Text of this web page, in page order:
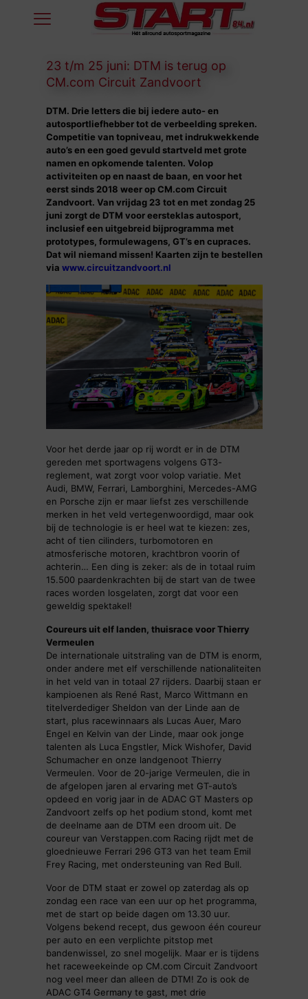
23 t/m 25 juni: DTM is terug op
CM.com Circuit Zandvoort
DTM. Drie letters die bij iedere auto- en
autosportliefhebber tot de verbeelding spreken.
Competitie van topniveau, met indrukwekkende
auto’s en een goed gevuld startveld met grote
namen en opkomende talenten. Volop
activiteiten op en naast de baan, en voor het
eerst sinds 2018 weer op CM.com Circuit
Zandvoort. Van vrijdag 23 tot en met zondag 25
juni zorgt de DTM voor eersteklas autosport,
inclusief een uitgebreid bijprogramma met
prototypes, formulewagens, GT’s en cupraces.
Dat wil niemand missen! Kaarten zijn te bestellen
via www.circuitzandvoort.nl
Voor het derde jaar op rij wordt er in de DTM
gereden met sportwagens volgens GT3-
reglement, wat zorgt voor volop variatie. Met
Audi, BMW, Ferrari, Lamborghini, Mercedes-AMG
en Porsche zijn er maar liefst zes verschillende
merken in het veld vertegenwoordigd, maar ook
bij de technologie is er heel wat te kiezen: zes,
acht of tien cilinders, turbomotoren en
atmosferische motoren, krachtbron voorin of
achterin… Een ding is zeker: als de in totaal ruim
15.500 paardenkrachten bij de start van de twee
races worden losgelaten, zorgt dat voor een
geweldig spektakel!
Coureurs uit elf landen, thuisrace voor Thierry
Vermeulen
De internationale uitstraling van de DTM is enorm,
onder andere met elf verschillende nationaliteiten
in het veld van in totaal 27 rijders. Daarbij staan er
kampioenen als René Rast, Marco Wittmann en
titelverdediger Sheldon van der Linde aan de
start, plus racewinnaars als Lucas Auer, Maro
Engel en Kelvin van der Linde, maar ook jonge
talenten als Luca Engstler, Mick Wishofer, David
Schumacher en onze landgenoot Thierry
Vermeulen. Voor de 20-jarige Vermeulen, die in
de afgelopen jaren al ervaring met GT-auto’s
opdeed en vorig jaar in de ADAC GT Masters op
Zandvoort zelfs op het podium stond, komt met
de deelname aan de DTM een droom uit. De
coureur van Verstappen.com Racing rijdt met de
gloednieuwe Ferrari 296 GT3 van het team Emil
Frey Racing, met ondersteuning van Red Bull.
Voor de DTM staat er zowel op zaterdag als op
zondag een race van een uur op het programma,
met de start op beide dagen om 13.30 uur.
Volgens bekend recept, dus gewoon één coureur
per auto en een verplichte pitstop met
bandenwissel, zo snel mogelijk. Maar er is tijdens
het raceweekeinde op CM.com Circuit Zandvoort
nog veel meer dan alleen de DTM! Zo is ook de
ADAC GT4 Germany te gast, met drie